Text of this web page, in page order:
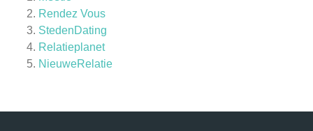
Rendez Vous
StedenDating
Relatieplanet
NieuweRelatie